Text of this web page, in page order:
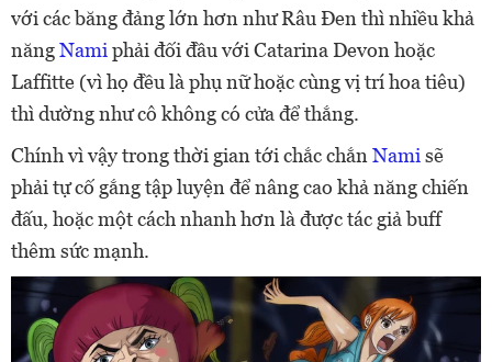
với các băng đảng lớn hơn như Râu Đen thì nhiều khả
năngNamiphải đối đầu với Catarina Devon hoặc
Laffitte (vì họ đều là phụ nữ hoặc cùng vị trí hoa tiêu)
thì dường như cô không có cửa để thắng.
Chính vì vậy trong thời gian tới chắc chắnNamisẽ
phải tự cố gắng tập luyện để nâng cao khả năng chiến
đấu, hoặc một cách nhanh hơn là được tác giả buff
thêm sức mạnh.